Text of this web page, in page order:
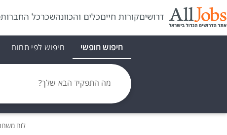
דרושיםקורות חייםכלים והכוונהשכרכל החברות
חיפוש חופשי חיפוש לפי תחום
מה התפקיד הבא שלך?
לוח